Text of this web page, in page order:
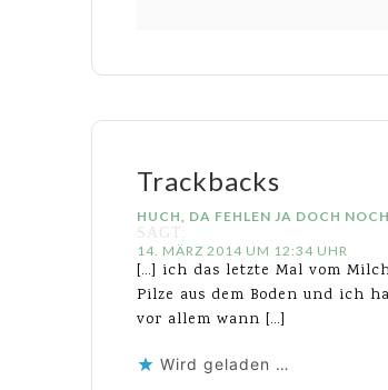
Trackbacks
HUCH, DA FEHLEN JA DOCH
SAGT:
14. MÄRZ 2014 UM 12:34 UHR
[…] ich das letzte Mal vom
Pilze aus dem Boden und ich
vor allem wann […]
Wird geladen …